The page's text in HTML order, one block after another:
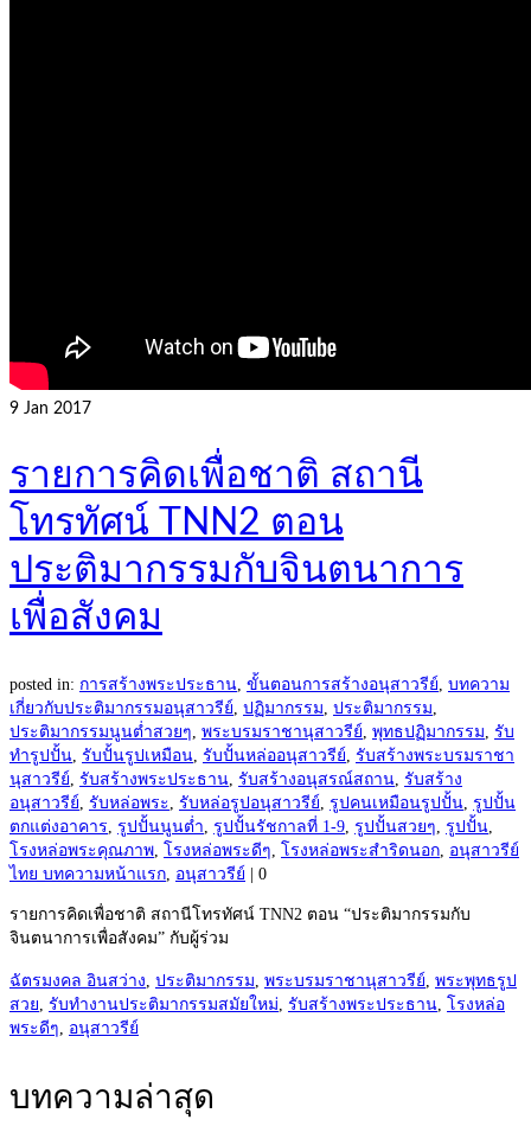
9 Jan 2017
รายการคิดเพื่อชาติ สถานี
โทรทัศน์ TNN2 ตอน
ประติมากรรมกับจินตนาการ
เพื่อสังคม
posted in: การสร้างพระประธาน, ขั้นตอนการสร้างอนุสาวรีย์, บทความ
เกี่ยวกับประติมากรรมอนุสาวรีย์, ปฏิมากรรม, ประติมากรรม,
ประติมากรรมนูนต่ำสวยๆ, พระบรมราชานุสาวรีย์, พุทธปฏิมากรรม, รับ
ทำรูปปั้น, รับปั้นรูปเหมือน, รับปั้นหล่ออนุสาวรีย์, รับสร้างพระบรมราชา
นุสาวรีย์, รับสร้างพระประธาน, รับสร้างอนุสรณ์สถาน, รับสร้าง
อนุสาวรีย์, รับหล่อพระ, รับหล่อรูปอนุสาวรีย์, รูปคนเหมือนรูปปั้น, รูปปั้น
ตกแต่งอาคาร, รูปปั้นนูนต่ำ, รูปปั้นรัชกาลที่ 1-9, รูปปั้นสวยๆ, รูปปั้น,
โรงหล่อพระคุณภาพ, โรงหล่อพระดีๆ, โรงหล่อพระสำริดนอก, อนุสาวรีย์
ไทย บทความหน้าแรก, อนุสาวรีย์ 0
รายการคิดเพื่อชาติ สถานีโทรทัศน์ TNN2 ตอน “ประติมากรรมกับ
จินตนาการเพื่อสังคม” กับผู้ร่วม
ฉัตรมงคล อินสว่าง, ประติมากรรม, พระบรมราชานุสาวรีย์, พระพุทธรูป
สวย, รับทำงานประติมากรรมสมัยใหม่, รับสร้างพระประธาน, โรงหล่อ
พระดีๆ, อนุสาวรีย์
บทความล่าสุด